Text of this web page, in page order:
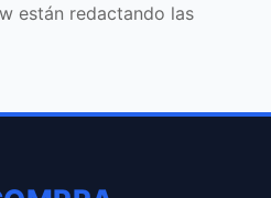
están redactando las